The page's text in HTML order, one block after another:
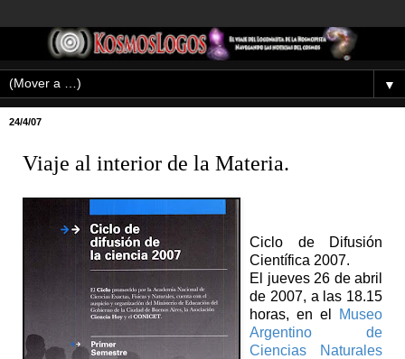
▼
24/4/07
Viaje al interior de la Materia.
Ciclo de Difusión
Científica 2007.
El jueves 26 de abril
de 2007, a las 18.15
horas, en el
Museo
Argentino de
Ciencias Naturales